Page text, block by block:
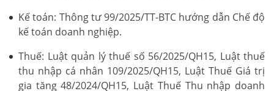
Kế toán: Thông tư 99/2025/TT-BTC hướng dẫn Chế độ
kế toán doanh nghiệp.
Thuế: Luật quản lý thuế số 56/2025/QH15, Luật thuế
thu nhập cá nhân 109/2025/QH15, Luật Thuế Giá trị
gia tăng 48/2024/QH15, Luật Thuế Thu nhập doanh